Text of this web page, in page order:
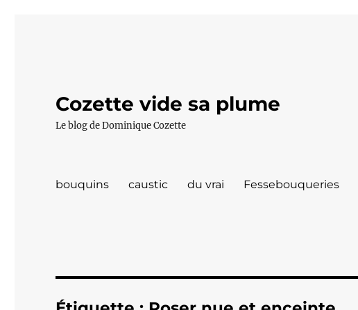
Cozette vide sa plume
Le blog de Dominique Cozette
bouquins caustic du vrai Fessebouqueries